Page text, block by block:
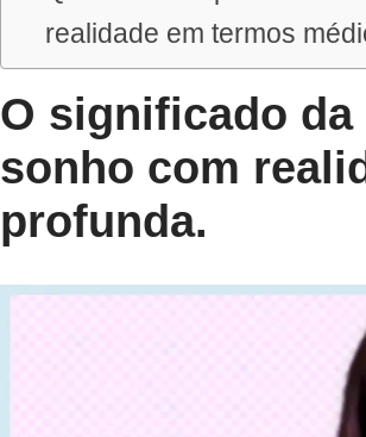
realidade em termos
O significado
sonho com
profunda.